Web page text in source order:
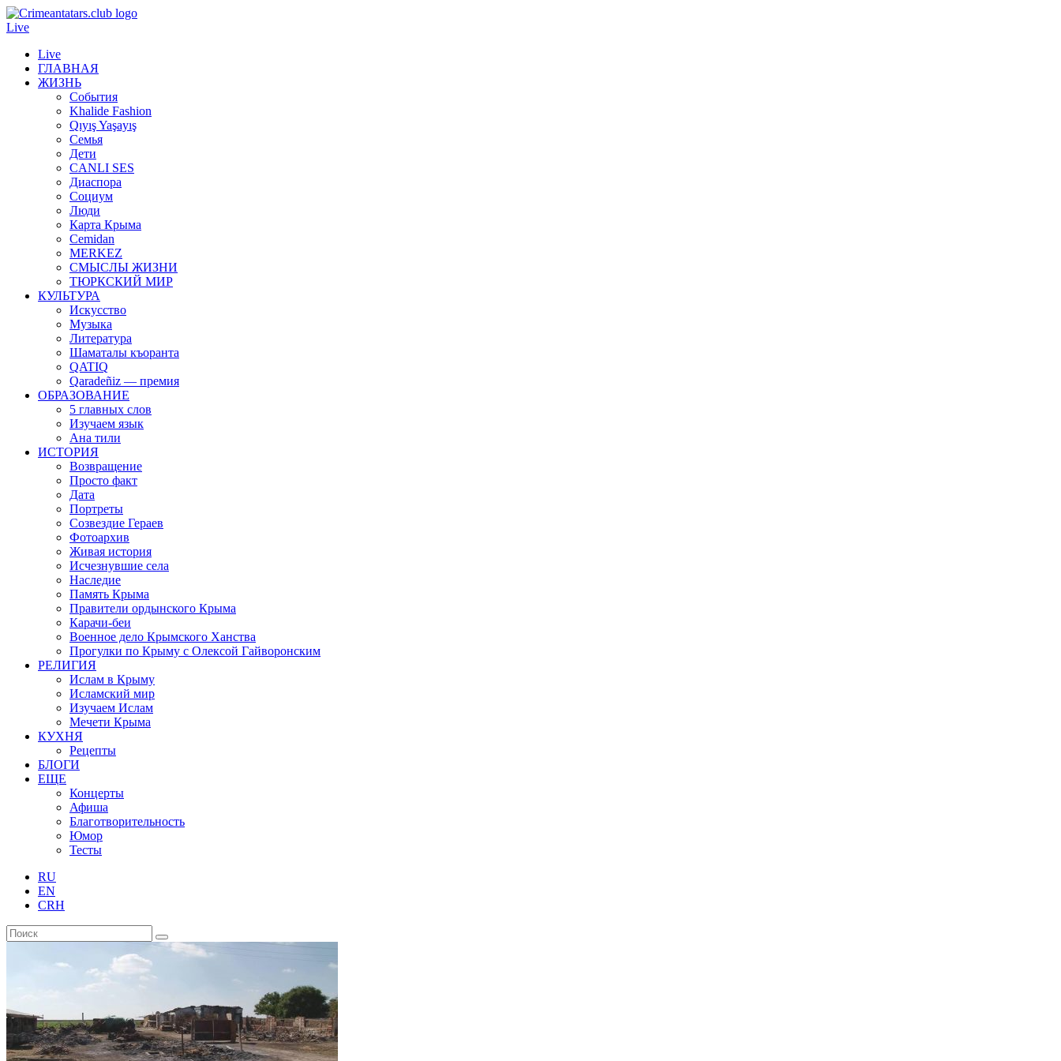
Live
Live
ГЛАВНАЯ
ЖИЗНЬ
События
Khalide Fashion
Qıyış Yaşayış
Семья
Дети
CANLI SES
Диаспора
Социум
Люди
Карта Крыма
Cemidan
МERKEZ
СМЫСЛЫ ЖИЗНИ
ТЮРКСКИЙ МИР
КУЛЬТУРА
Искусство
Музыка
Литература
Шаматалы къоранта
QATIQ
Qaradeñiz — премия
ОБРАЗОВАНИЕ
5 главных слов
Изучаем язык
Ана тили
ИСТОРИЯ
Возвращение
Просто факт
Дата
Портреты
Созвездие Гераев
Фотоархив
Живая история
Исчезнувшие села
Наследие
Память Крыма
Правители ордынского Крыма
Карачи-беи
Военное дело Крымского Ханства
Прогулки по Крыму с Олексой Гайворонским
РЕЛИГИЯ
Ислам в Крыму
Исламский мир
Изучаем Ислам
Мечети Крыма
КУХНЯ
Рецепты
БЛОГИ
ЕЩЕ
Концерты
Афиша
Благотворительность
Юмор
Тесты
RU
EN
CRH